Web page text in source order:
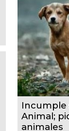
Incumple
Animal;
animales